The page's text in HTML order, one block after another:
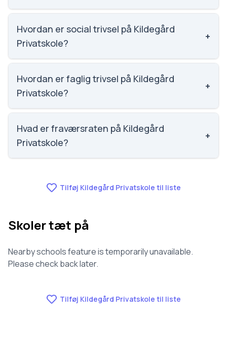
Email: kildegaard@kildegaard.dk. Telefon: 3975
0333. Adresse: Kildegård Privatskole Kildegårdsvej
87, 2900 Hellerup. Skoleleder: Hans Kristensen.
Hvordan er social trivsel på Kildegård
Privatskole?
+
Vi har ikke data om social trivsel for Kildegård
Privatskole.
Hvordan er faglig trivsel på Kildegård
Privatskole?
+
Vi har ikke data om faglig trivsel for Kildegård
Privatskole.
Hvad er fraværsraten på Kildegård
Privatskole?
+
Tilføj Kildegård Privatskole til liste
Skoler tæt på
Nearby schools feature is temporarily unavailable.
Please check back later.
Tilføj Kildegård Privatskole til liste